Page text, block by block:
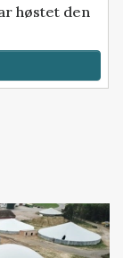
høstet den